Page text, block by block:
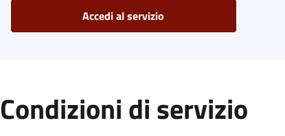
Accedi al servizio
Condizioni di servizio